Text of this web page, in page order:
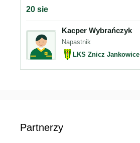
20 sie
Kacper Wybrańczyk
Napastnik
LKS Znicz Jankowice
Partnerzy